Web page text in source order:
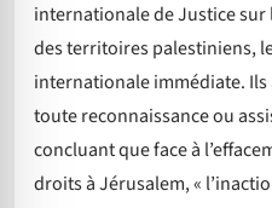
internationale de Justice sur
des territoires palestiniens,
internationale immédiate.
toute reconnaissance ou
concluant que face à
droits à Jérusalem, «